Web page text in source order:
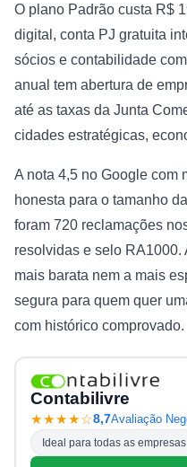
O plano Padrão custa R$
digital, conta PJ gratuita
sócios e contabilidade
anual tem abertura de
até as taxas da Junta
cidades estratégicas,
A nota 4,5 no Google com
honesta para o tamanho
foram 720 reclamações
resolvidas e selo
mais barata nem a mais
segura para quem quer
com histórico comprovado.
Contabilivre
★★★★☆8,7Avaliação
Ideal para todas as empresas